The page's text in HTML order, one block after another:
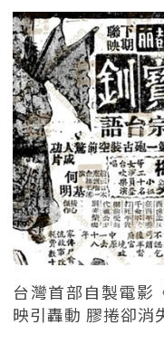
台灣首部自製電影
映引轟動 膠捲卻消